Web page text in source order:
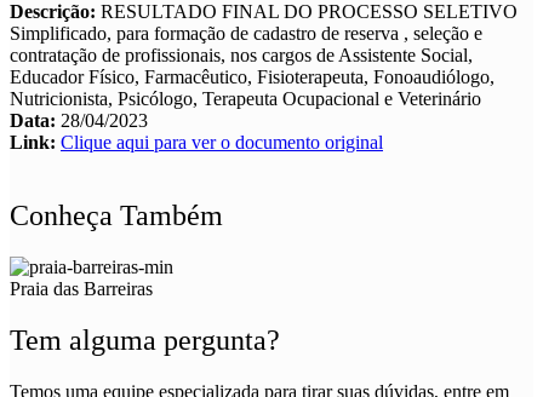
Descrição: RESULTADO FINAL DO PROCESSO SELETIVO
Simplificado, para formação de cadastro de reserva , seleção e
contratação de profissionais, nos cargos de Assistente Social,
Educador Físico, Farmacêutico, Fisioterapeuta, Fonoaudiólogo,
Nutricionista, Psicólogo, Terapeuta Ocupacional e Veterinário
Data: 28/04/2023
Link: Clique aqui para ver o documento original
Conheça Também
Praia das Barreiras
Tem alguma pergunta?
Temos uma equipe especializada para tirar suas dúvidas, entre em